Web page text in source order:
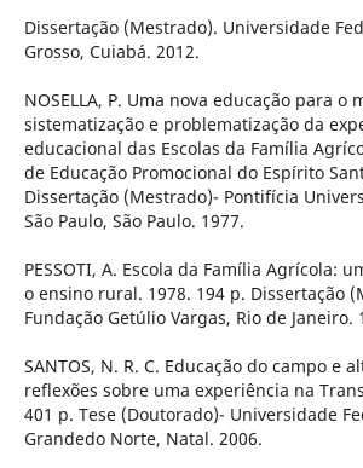
Dissertação (Mestrado). Universidade
Grosso, Cuiabá. 2012.
NOSELLA, P. Uma nova educação para o
sistematização e problematização da
educacional das Escolas da Família
de Educação Promocional do Espírito
Dissertação (Mestrado)- Pontifícia
São Paulo, São Paulo. 1977.
PESSOTI, A. Escola da Família Agrícola:
o ensino rural. 1978. 194 p. Dissertação
Fundação Getúlio Vargas, Rio de Janeiro.
SANTOS, N. R. C. Educação do campo e
reflexões sobre uma experiência na
401 p. Tese (Doutorado)- Universidade
Grandedo Norte, Natal. 2006.